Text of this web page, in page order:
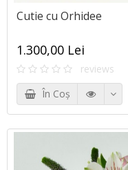
Cutie cu Orhidee
1.300,00 Lei
reviews
În Coş